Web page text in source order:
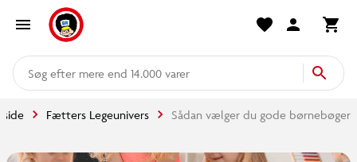
mere end 14.000 varer
Fætters Legeunivers Sådan vælger du gode børnebøger